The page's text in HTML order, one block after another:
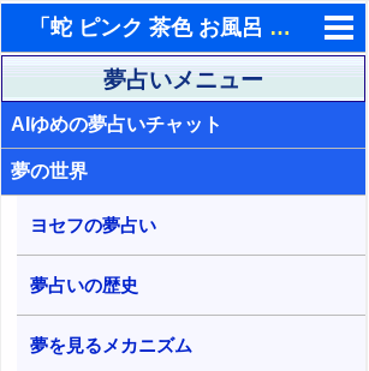
「蛇 ピンク 茶色 お風呂 熱湯 跳ねる 殺す」の１単語を含む夢占い検索結果
東洋・西洋占星術
ホラリー占星術
手相占いで未来診断
タロットカードで無料占い
命名の姓名判断
飛星派風水で住宅開運
夢占いメニュー
AIゆめの夢占いチャット
夢の世界
ヨセフの夢占い
夢占いの歴史
夢を見るメカニズム